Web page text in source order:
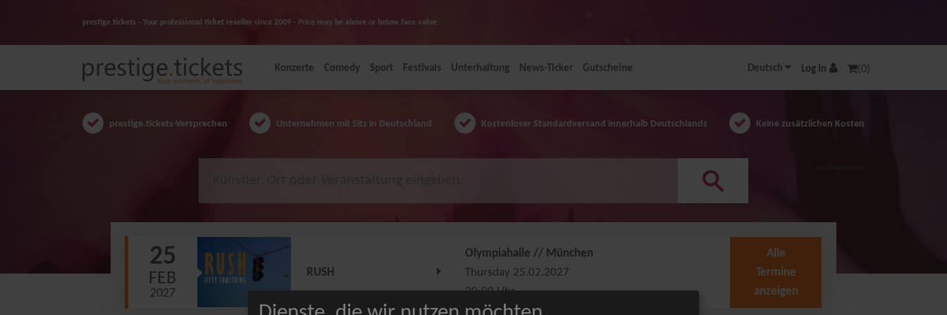
prestige.tickets - Your professional ticket reseller since 2009 - Price may be above or below face value
Deutsch Log In (0)
Konzerte Comedy Sport Festivals Unterhaltung News-Ticker Gutscheine
prestige.tickets-Versprechen Unternehmen mit Sitz in Deutschland Kostenloser Standardversand innerhalb Deutschlands Keine zusätzlichen Kosten
25
FEB
2027
RUSH
Olympiahalle // München
Thursday 25.02.2027
20:00 Uhr
Alle
Termine
anzeigen